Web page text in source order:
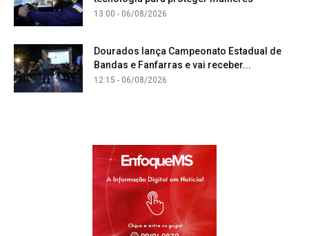
13:00 - 06/08/2026
Dourados lança Campeonato Estadual de
Bandas e Fanfarras e vai receber...
12:15 - 06/08/2026